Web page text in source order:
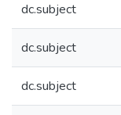
dc.subject
dc.subject
dc.subject